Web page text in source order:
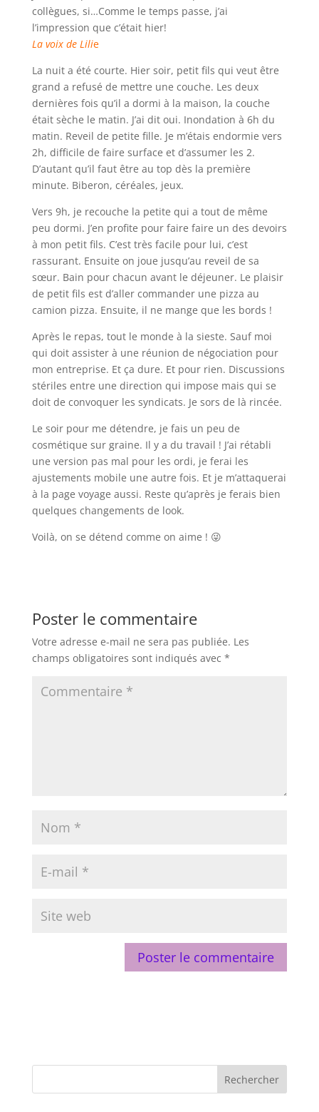
collègues, si…Comme le temps passe, j’ai
l’impression que c’était hier!
La voix de Lilie
La nuit a été courte. Hier soir, petit fils qui veut être
grand a refusé de mettre une couche. Les deux
dernières fois qu’il a dormi à la maison, la couche
était sèche le matin. J’ai dit oui. Inondation à 6h du
matin. Reveil de petite fille. Je m’étais endormie vers
2h, difficile de faire surface et d’assumer les 2.
D’autant qu’il faut être au top dès la première
minute. Biberon, céréales, jeux.
Vers 9h, je recouche la petite qui a tout de même
peu dormi. J’en profite pour faire faire un des devoirs
à mon petit fils. C’est très facile pour lui, c’est
rassurant. Ensuite on joue jusqu’au reveil de sa
sœur. Bain pour chacun avant le déjeuner. Le plaisir
de petit fils est d’aller commander une pizza au
camion pizza. Ensuite, il ne mange que les bords !
Après le repas, tout le monde à la sieste. Sauf moi
qui doit assister à une réunion de négociation pour
mon entreprise. Et ça dure. Et pour rien. Discussions
stériles entre une direction qui impose mais qui se
doit de convoquer les syndicats. Je sors de là rincée.
Le soir pour me détendre, je fais un peu de
cosmétique sur graine. Il y a du travail ! J’ai rétabli
une version pas mal pour les ordi, je ferai les
ajustements mobile une autre fois. Et je m’attaquerai
à la page voyage aussi. Reste qu’après je ferais bien
quelques changements de look.
Voilà, on se détend comme on aime ! 😜
Poster le commentaire
Votre adresse e-mail ne sera pas publiée. Les
champs obligatoires sont indiqués avec *